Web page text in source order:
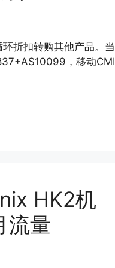
折扣转购其他产品。当
，移动CMI
HK2机
流量